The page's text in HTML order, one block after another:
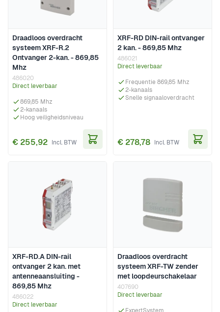
Draadloos overdracht
systeem XRF-R.2
Ontvanger 2-kan. - 869,85
Mhz
486020
Direct leverbaar
869,85 Mhz
2-kanaals
Hoog veiligheidsniveau
€ 255,92
XRF-RD DIN-rail ontvanger
2 kan. - 869,85 Mhz
486021
Direct leverbaar
Frequentie 869,85 Mhz
2-kanaals
Snelle signaaloverdracht
€ 278,78
XRF-RD.A DIN-rail
ontvanger 2 kan. met
antenneaansluiting -
869,85 Mhz
486022
Direct leverbaar
Draadloos overdracht
systeem XRF-TW zender
met loopdeurschakelaar
407690
Direct leverbaar
ExpertSystem